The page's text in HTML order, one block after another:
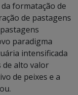
formatação de
de pastagens
paradigma
intensificada
de alto valor
de peixes e a